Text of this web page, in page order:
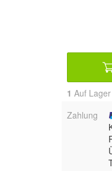
1 Auf Lager
Zahlung